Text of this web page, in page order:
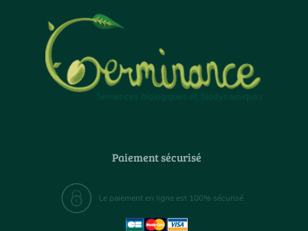
Paiement sécurisé
Le paiement en ligne est 100% sécurisé